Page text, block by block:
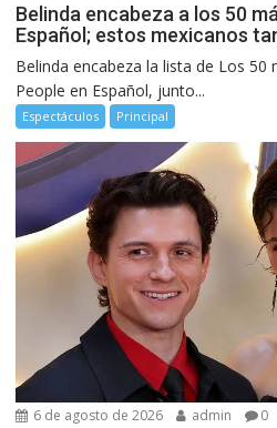
Belinda encabeza a los 50
Español; estos mexicanos
Belinda encabeza la lista de Los 50
People en Español, junto...
Espectáculos Principal
6 de agosto de 2026 admin 0